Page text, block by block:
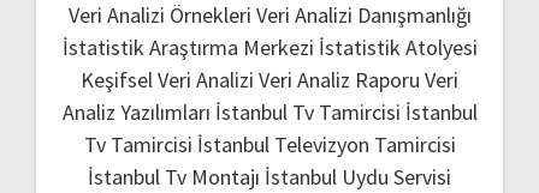
Veri Analizi Örnekleri Veri Analizi Danışmanlığı
İstatistik Araştırma Merkezi İstatistik Atolyesi
Keşifsel Veri Analizi Veri Analiz Raporu Veri
Analiz Yazılımları İstanbul Tv Tamircisi İstanbul
Tv Tamircisi İstanbul Televizyon Tamircisi
İstanbul Tv Montajı İstanbul Uydu Servisi